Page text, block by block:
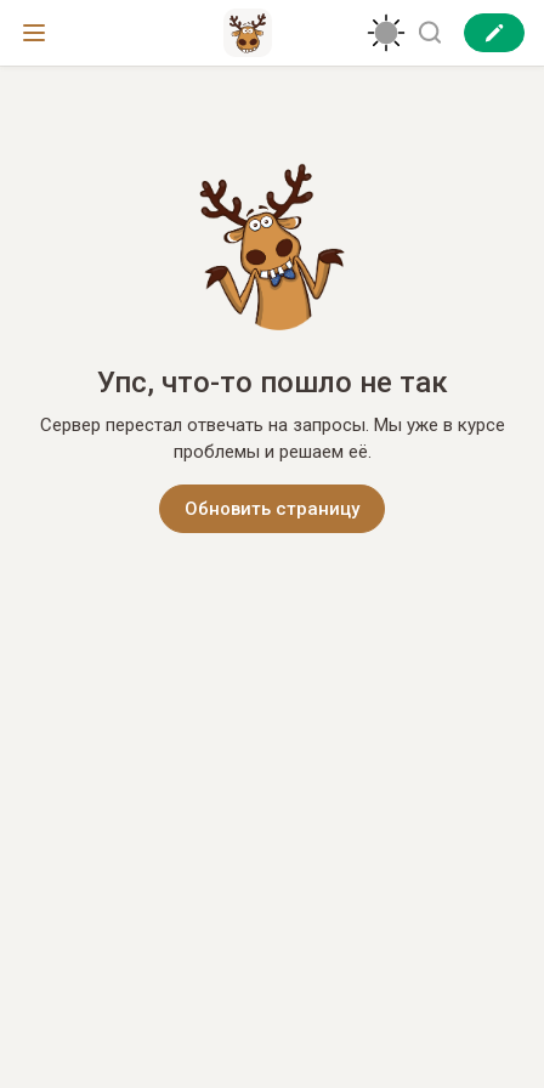
Упс, что-то пошло не так
Сервер перестал отвечать на запросы. Мы уже в курсе
проблемы и решаем её.
Обновить страницу